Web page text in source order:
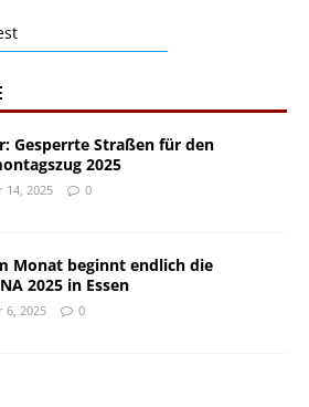
Gesperrte Straßen für den
2025
14, 2025 0
Monat beginnt endlich die
2025 in Essen
6, 2025 0